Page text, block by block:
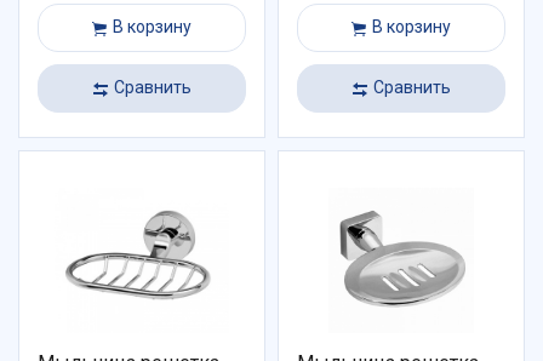
В корзину
Сравнить
В корзину
Сравнить